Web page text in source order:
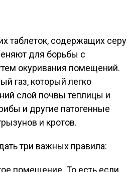
таблеток, содержащих серу
для борьбы с
окуривания помещений.
газ, который легко
слой почвы теплицы и
и другие патогенные
и кротов.
три важных правила:
помещение. То есть если